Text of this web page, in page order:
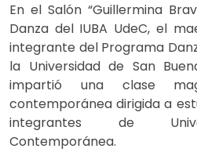
En el Salón “Guillermina
Danza del IUBA UdeC, el
integrante del Programa
la Universidad de San
impartió una clase
contemporánea dirigida a
integrantes de
Contemporánea.